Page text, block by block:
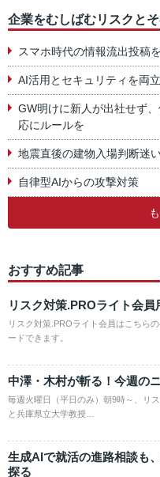
企業をむしばむリスクと
スマホ時代の情報流出投稿
AI活用とセキュリティを両
GW明けに新人が出社せず
応にルールを
地震直後の建物入場判断迷
自律型AIからの攻撃対策
おすすめ記事
リスク対策.PROライト会
リスク対策.PROライト会員はこちら
ードできます。
中澤・木村が斬る！今週の
毎週火曜日（平日のみ）朝9時～、リ
と兵庫県立大学教授…
生成AIで就活の進路相談も
探る